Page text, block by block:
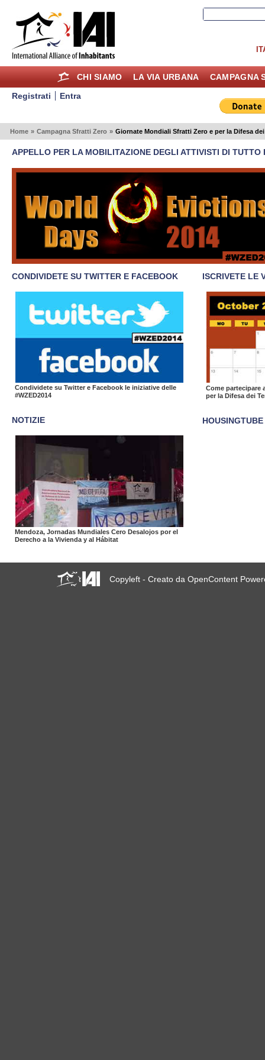
CHI SIAMO LA VIA URBANA CAMPAGNA
Registrati Entra
Home » Campagna Sfratti Zero » Giornate Mondiali Sfratti Zero e per la Difesa
APPELLO PER LA MOBILITAZIONE DEGLI ATTIVISTI DI
CONDIVIDETE SU TWITTER E FACEBOOK
Condividete su Twitter e Facebook le iniziative delle
#WZED2014
NOTIZIE
Mendoza, Jornadas Mundiales Cero Desalojos por el
Derecho a la Vivienda y al Hábitat
ISCRIVETE LE
Come partecipare
per la Difesa dei
HOUSINGTUBE
Copyleft - Creato da OpenContent